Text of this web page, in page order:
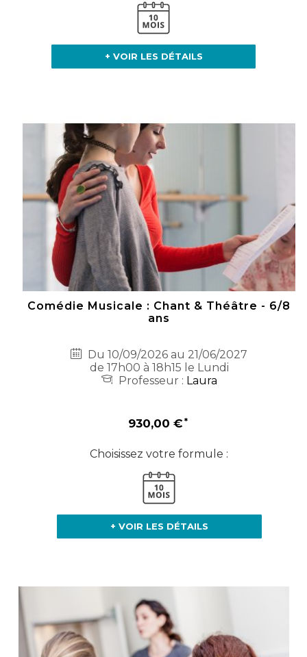
+ VOIR LES DÉTAILS
Comédie Musicale : Chant & Théâtre - 6/8
ans
Du 10/09/2026 au 21/06/2027
de 17h00 à 18h15 le Lundi
Professeur : Laura
930,00 €
Choisissez votre formule :
+ VOIR LES DÉTAILS